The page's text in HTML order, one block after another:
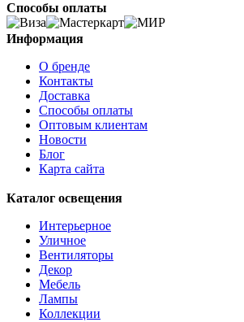
Способы оплаты
Информация
О бренде
Контакты
Доставка
Способы оплаты
Оптовым клиентам
Новости
Блог
Карта сайта
Каталог освещения
Интерьерное
Уличное
Вентиляторы
Декор
Мебель
Лампы
Коллекции